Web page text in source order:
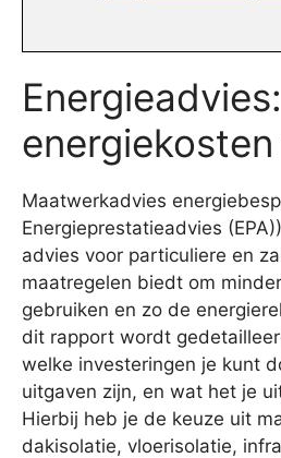
Maatwerkadvies
Energieprestatieadvies
advies voor particuliere en
maatregelen biedt om
gebruiken en zo de
dit rapport wordt
welke investeringen je kunt
uitgaven zijn, en wat het je
Hierbij heb je de keuze uit
dakisolatie, vloerisolatie,